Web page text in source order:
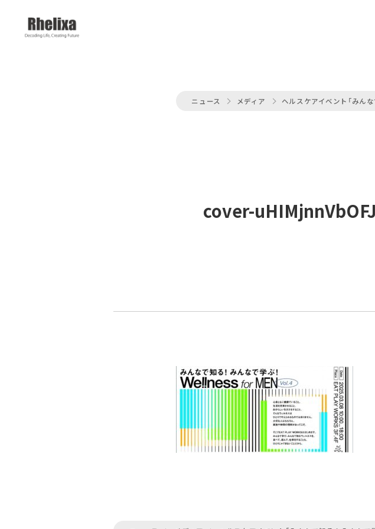
ニュース メディア ヘルスケアイベント「みん
cover-